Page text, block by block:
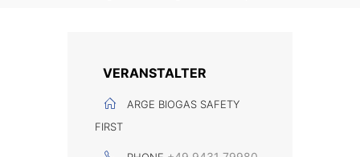
VERANSTALTER
ARGE BIOGAS SAFETY
FIRST